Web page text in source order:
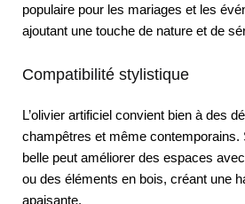
populaire pour les mariages et les
ajoutant une touche de nature et de
Compatibilité stylistique
L’olivier artificiel convient bien à des
champêtres et même contemporains.
belle peut améliorer des espaces
ou des éléments en bois, créant une
apaisante.